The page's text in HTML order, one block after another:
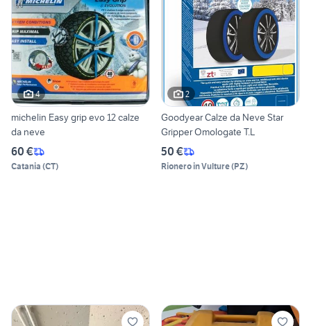
4
michelin Easy grip evo 12 calze
da neve
60 €
Catania (CT)
2
Goodyear Calze da Neve Star
Gripper Omologate T.L
50 €
Rionero in Vulture(PZ)